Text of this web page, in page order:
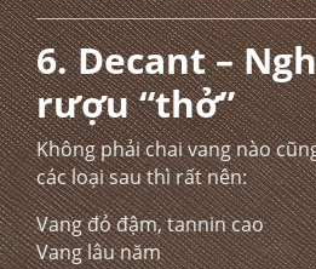
6. Decant –
rượu “thở”
Không phải chai vang nào
các loại sau thì rất nên:
Vang đỏ đậm, tannin cao
Vang lâu năm